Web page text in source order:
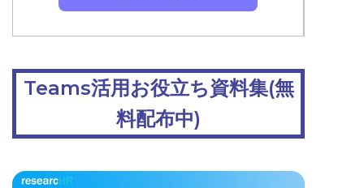
Teams活用お役立ち資料集(無
料配布中)